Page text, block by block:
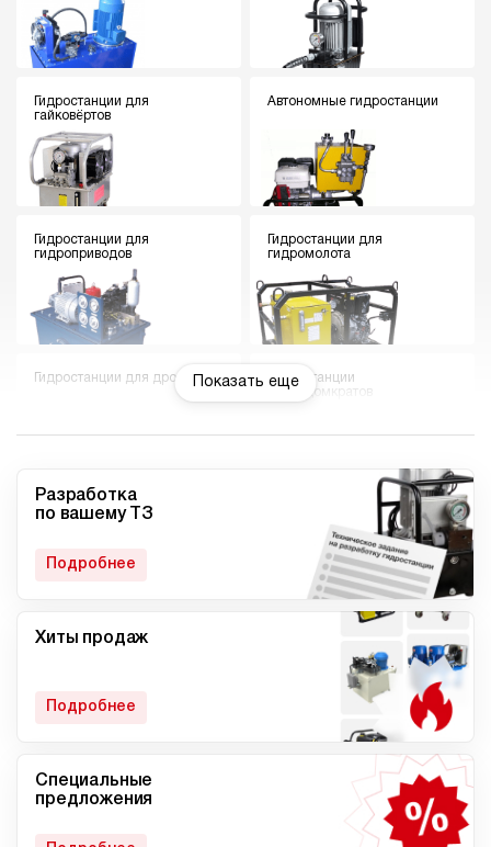
Гидростанции для
гайковёртов
Автономные гидростанции
Гидростанции для
гидроприводов
Гидростанции для
гидромолота
Гидростанции для дровокола
Гидростанции
гидродомкратов
Гидростанции для токарного
Мини гидростанции
Компактные гидростанции
Мобильные гидростанции Гидростанции с ДВС
Показать еще
Разработка
по вашему ТЗ
Подробнее
Хиты продаж
Подробнее
Специальные
предложения